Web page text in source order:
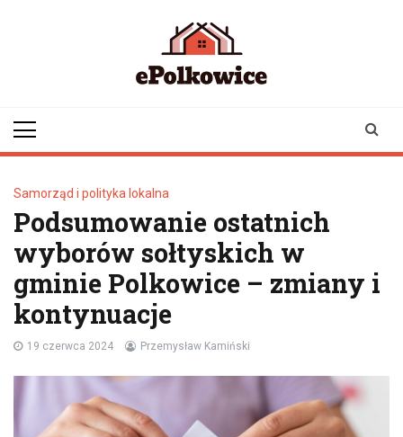
Samorząd i polityka lokalna
Podsumowanie ostatnich
wyborów sołtyskich w
gminie Polkowice – zmiany i
kontynuacje
19 czerwca 2024 Przemysław Kamiński